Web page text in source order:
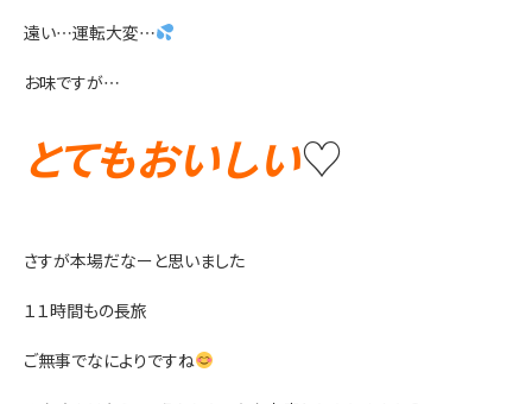
遠い…運転大変…
お味ですが…
とてもおいしい♡
さすが本場だなーと思いました
１１時間もの長旅
ご無事でなによりですね